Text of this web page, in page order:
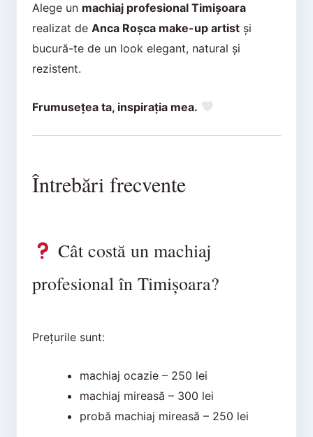
Alege un machiaj profesional Timișoara
realizat de Anca Roșca make-up artistși
bucură-te de un look elegant, natural și
rezistent.
Frumusețea ta, inspirația mea.
Întrebări frecvente
Cât costă un machiaj
profesional în Timișoara?
Prețurile sunt:
machiaj ocazie – 250 lei
machiaj mireasă – 300 lei
probă machiaj mireasă – 250 lei